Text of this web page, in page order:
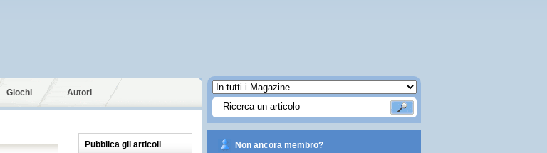
Giochi Autori
Pubblica gli articoli
Non ancora membro?